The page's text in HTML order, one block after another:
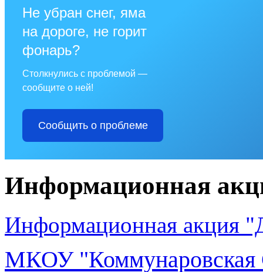
Не убран снег, яма
на дороге, не горит
фонарь?
Столкнулись с проблемой —
сообщите о ней!
Сообщить о проблеме
Информационная
Информационная акция
МКОУ